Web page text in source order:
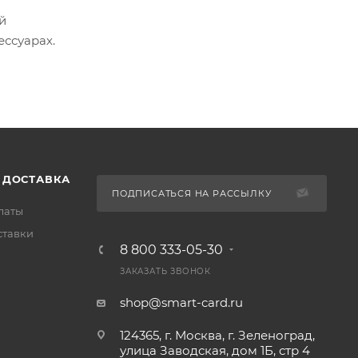
ПОДПИСАТЬСЯ НА РАССЫЛКУ
8 800 333-05-30
ЗАКАЗАТЬ ЗВОНОК
shop@smart-card.ru
124365, г. Москва, г. Зеленоград,
улица Заводская, дом 1Б, стр 4